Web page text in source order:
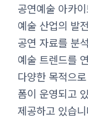
공연예술 아카
예술 산업의 발
공연 자료를 분
예술 트렌드를
다양한 목적으
폼이 운영되고
제공하고 있습